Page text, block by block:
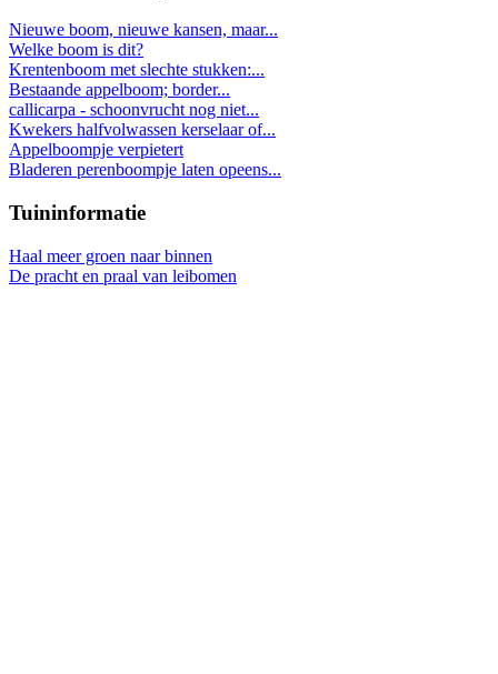
Nieuwe boom, nieuwe kansen, maar...
Welke boom is dit?
Krentenboom met slechte stukken:...
Bestaande appelboom; border...
callicarpa - schoonvrucht nog niet...
Kwekers halfvolwassen kerselaar of...
Appelboompje verpietert
Bladeren perenboompje laten opeens...
Tuininformatie
Haal meer groen naar binnen
De pracht en praal van leibomen